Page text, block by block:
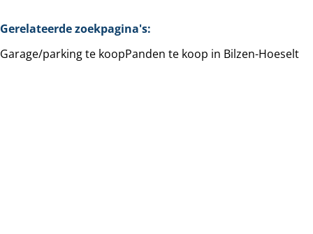
Gerelateerde zoekpagina's:
Garage/parking te koopPanden te koop in Bilzen-Hoeselt